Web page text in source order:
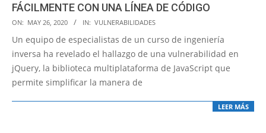
FÁCILMENTE CON UNA LÍNEA DE CÓDIGO
2020-
05-
26
ON: MAY 26, 2020 IN: VULNERABILIDADES
Un equipo de especialistas de un curso de ingeniería
inversa ha revelado el hallazgo de una vulnerabilidad en
jQuery, la biblioteca multiplataforma de JavaScript que
permite simplificar la manera de
LEER MÁS